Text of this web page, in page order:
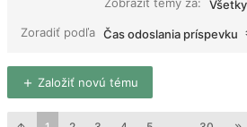
Zobraziť témy za:
Zoradiť podľa Čas odoslania príspevku
Založiť novú tému